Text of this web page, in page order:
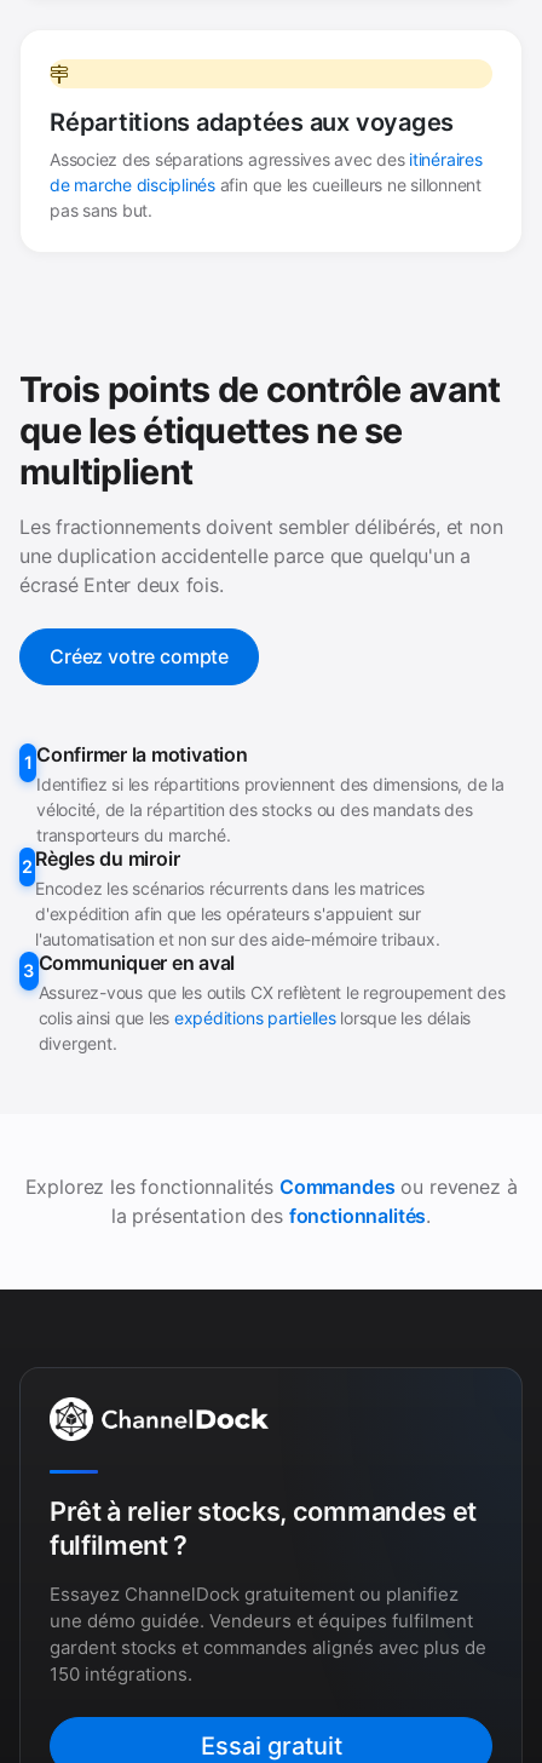
Répartitions adaptées aux voyages
Associez des séparations agressives avec des itinéraires
de marche disciplinésafin que les cueilleurs ne sillonnent
pas sans but.
Trois points de contrôle avant
que les étiquettes ne se
multiplient
Les fractionnements doivent sembler délibérés, et non
une duplication accidentelle parce que quelqu'un a
écrasé Enter deux fois.
Créez votre compte
1 Confirmer la motivation
Identifiez si les répartitions proviennent des dimensions, de la
vélocité, de la répartition des stocks ou des mandats des
transporteurs du marché.
2Règles du miroir
Encodez les scénarios récurrents dans les matrices
d'expédition afin que les opérateurs s'appuient sur
l'automatisation et non sur des aide-mémoire tribaux.
3 Communiquer en aval
Assurez-vous que les outils CX reflètent le regroupement des
colis ainsi que les expéditions partielleslorsque les délais
divergent.
Explorez les fonctionnalités Commandes ou revenez à
la présentation des fonctionnalités.
Prêt à relier stocks, commandes et
fulfilment ?
Essayez ChannelDock gratuitement ou planifiez
une démo guidée. Vendeurs et équipes fulfilment
gardent stocks et commandes alignés avec plus de
150 intégrations.
Essai gratuit